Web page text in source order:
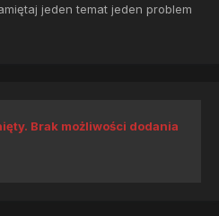
jeden temat jeden problem
Brak możliwości dodania